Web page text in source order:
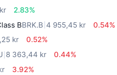
2.83%
BBRK.B 4 955,45 kr
0.54%
kr
0.52%
8 363,44 kr
0.44%
3.92%